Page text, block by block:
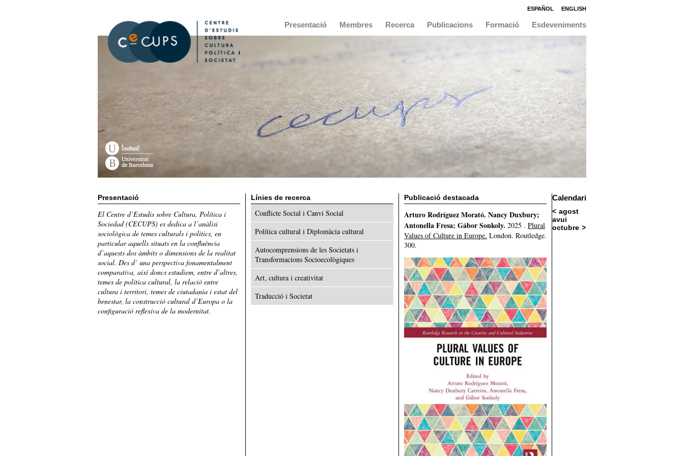
ESPAÑOL ENGLISH
MainPresentació Membres Recerca Publicacions Formació Esdeveniments
Presentació
El Centre d’Estudis sobre Cultura, Política i
Sociedad (CECUPS) es dedica a l’anàlisi
sociològica de temes culturals i polítics, en
particular aquells situats en la confluència
d’aquests dos àmbits o dimensions de la realitat
social. Des d’ una perspectiva fonamentalment
comparativa, així doncs estudiem, entre d’altres,
temes de política cultural, la relació entre
cultura i territori, temes de ciutadania i estat del
benestar, la construcció cultural d’Europa o la
configuració reflexiva de la modernitat.
Línies de recerca
Conflicte Social i Canvi Social
Política cultural i Diplomàcia cultural
Autocomprensions de les Societats i
Transformacions Socioecològiques
Art, cultura i creativitat
Traducció i Societat
Publicació destacada
Arturo Rodríguez Morató. Nancy Duxbury;
Antonella Fresa; Gábor Sonkoly. 2025 . Plural
Values of Culture in Europe. London. Routledge.
300.
Calendari
agost
avui
octubre